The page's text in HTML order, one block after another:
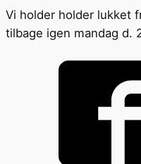
Vi holder holder lukket
tilbage igen mandag d.